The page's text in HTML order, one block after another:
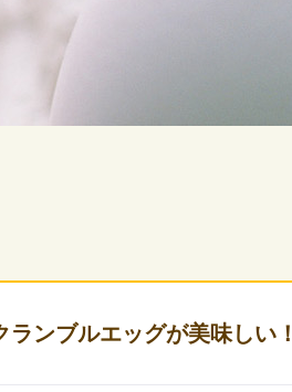
ランブルエッグが美味しい！